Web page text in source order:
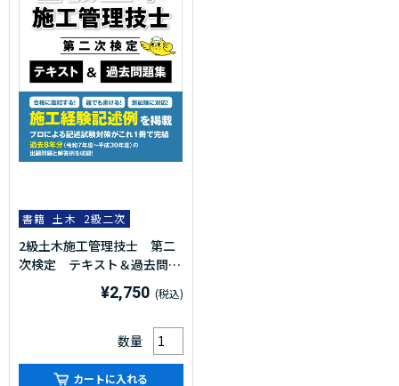
書籍 土木 2級二次
2級土木施工管理技士 第二
次検定 テキスト＆過去問題
集 2026年度版(令和8年度
¥2,750
数量
カートに入れる